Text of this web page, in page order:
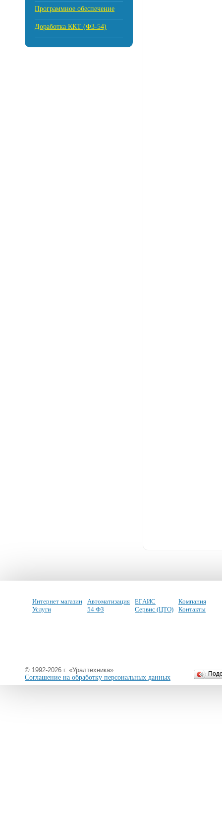
Программное обеспечение
Доработка ККТ (ФЗ-54)
Интернет магазин
Услуги
Автоматизация
54 ФЗ
ЕГАИС
Сервис (ЦТО)
Компания
Контакты
© 1992-2026 г. «Уралтехника»
Соглашение на обработку персональных данных